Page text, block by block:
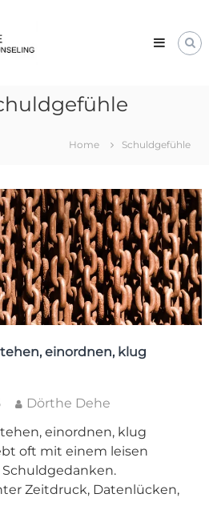
Home Schuldgefühle
einordnen, klug
Dörthe Dehe
einordnen, klug
oft mit einem leisen
Zeitdruck, Datenlücken,